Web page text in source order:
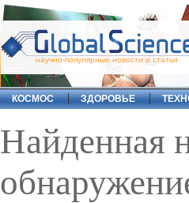
научно-популярные новости и статьи
КОСМОС ЗДОРОВЬЕ
Найденная